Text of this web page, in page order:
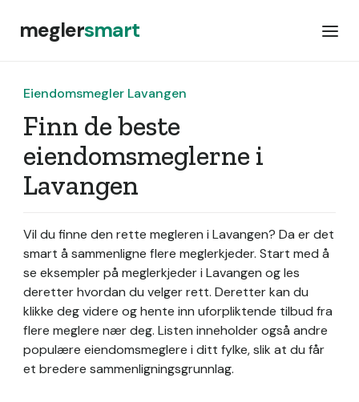
meglersmart
Eiendomsmegler Lavangen
Finn de beste
eiendomsmeglerne i
Lavangen
Vil du finne den rette megleren i Lavangen? Da er det
smart å sammenligne flere meglerkjeder. Start med å
se eksempler på meglerkjeder i Lavangen og les
deretter hvordan du velger rett. Deretter kan du
klikke deg videre og hente inn uforpliktende tilbud fra
flere meglere nær deg. Listen inneholder også andre
populære eiendomsmeglere i ditt fylke, slik at du får
et bredere sammenligningsgrunnlag.